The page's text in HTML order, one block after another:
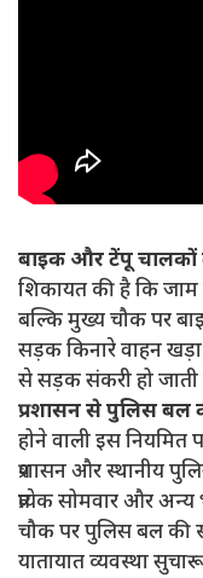
बाइक और टेंपू चालकों
शिकायत की है कि
बल्कि मुख्य चौक पर
सड़क किनारे वाहन
से सड़क संकरी हो जाती
प्रशासन से पुलिस बल
होने वाली इस नियमित
प्रशासन और स्थानीय
प्रत्येक सोमवार और
चौक पर पुलिस बल की
यातायात व्यवस्था